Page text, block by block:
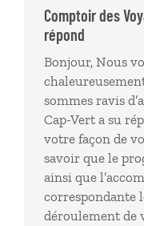
attentes et à notre
correspondante
a permis de
interrogations.
l'aventure avec
Comptoir des
répond
Bonjour, Nous
sommes ravis
Cap-Vert a su
votre façon de
savoir que le
ainsi que
correspondante
déroulement de